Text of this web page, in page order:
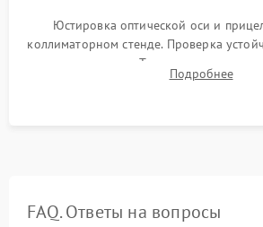
Юстировка оптической оси и
коллиматорном стенде. Проверка
ударном стенде. Тестирование
темноте, дальности обнаружения и
Подробнее
FAQ. Ответы на вопросы